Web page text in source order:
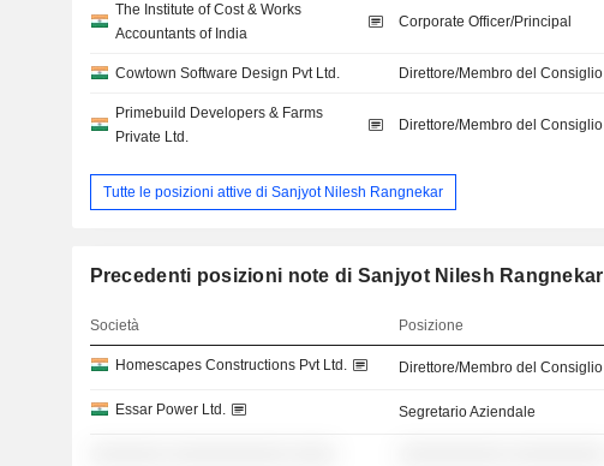
The Institute of Cost & Works
Accountants of India
Corporate Officer/Principal
Cowtown Software Design Pvt Ltd. Direttore/Membro del Consiglio
Primebuild Developers & Farms
Private Ltd.
Direttore/Membro del Consiglio
Tutte le posizioni attive di Sanjyot Nilesh Rangnekar
Precedenti posizioni note di Sanjyot Nilesh Rangnekar
Società Posizione
Homescapes Constructions Pvt Ltd. Direttore/Membro del Consiglio
Essar Power Ltd. Segretario Aziendale